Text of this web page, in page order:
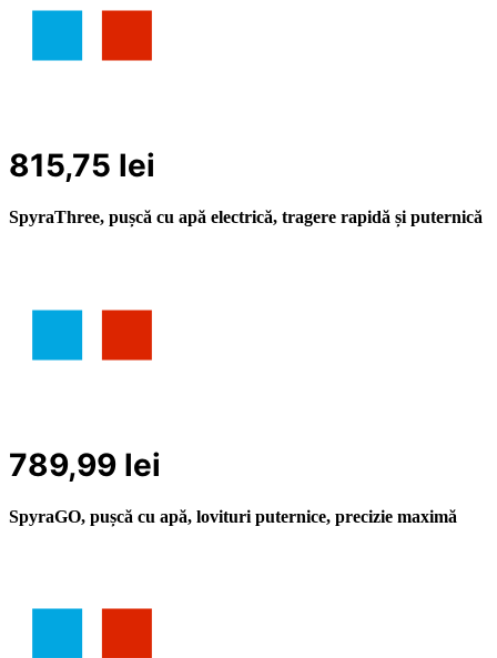
815,75 lei
SpyraThree, pușcă cu apă electrică, tragere rapidă și puternică
789,99 lei
SpyraGO, pușcă cu apă, lovituri puternice, precizie maximă